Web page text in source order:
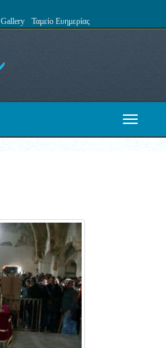
Gallery Ταμείο Ευημερίας
Toggle